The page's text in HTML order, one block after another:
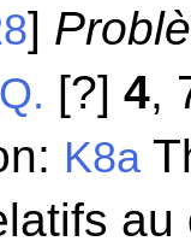
]
[?]4,
K8a